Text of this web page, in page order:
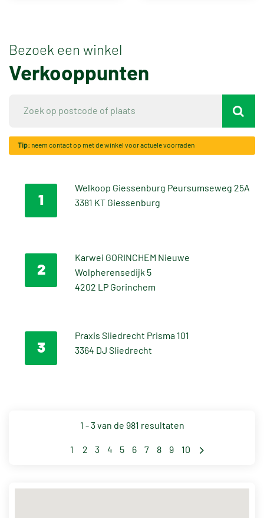
Bezoek een winkel
Verkooppunten
Tip: neem contact op met de winkel voor actuele voorraden
1
Welkoop Giessenburg Peursumseweg 25A
3381 KT Giessenburg
2
Karwei GORINCHEM Nieuwe
Wolpherensedijk 5
4202 LP Gorinchem
3
Praxis Sliedrecht Prisma 101
3364 DJ Sliedrecht
1 -3van de 981 resultaten
1 2 3 4 5 6 7 8 9 10